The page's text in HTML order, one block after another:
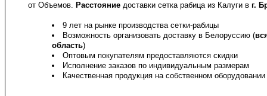
от Объемов. Расстояние доставки сетка рабица из Калуги в г.
9 лет на рынке производства сетки-рабицы
Возможность организовать доставку в Белоруссию (
область)
Оптовым покупателям предоставляются скидки
Исполнение заказов по индивидуальным размерам
Качественная продукция на собственном оборудовании